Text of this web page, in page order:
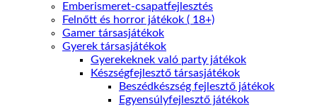
Emberismeret-csapatfejlesztés
Felnőtt és horror játékok ( 18+)
Gamer társasjátékok
Gyerek társasjátékok
Gyerekeknek való party játékok
Készségfejlesztő társasjátékok
Beszédkészség fejlesztő játékok
Egyensúlyfejlesztő játékok